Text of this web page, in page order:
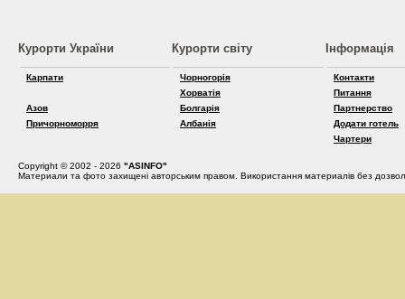
Курорти України
Карпати
Азов
Причорноморря
Курорти світу
Чорногорія
Хорватія
Болгарія
Албанія
Інформація
Контакти
Питання
Партнерство
Додати готель
Чартери
Copyright © 2002 - 2026 "ASINFO"
Материали та фото захищені авторським правом. Використання материалів без